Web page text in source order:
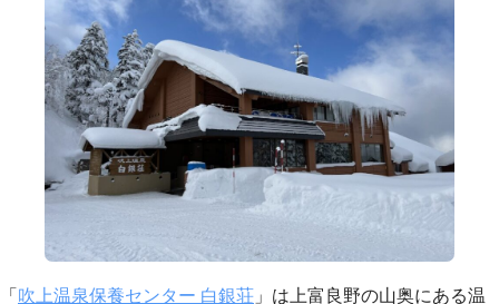
「 吹上温泉保養センター 白銀荘 」は上富良野の山奥にある温